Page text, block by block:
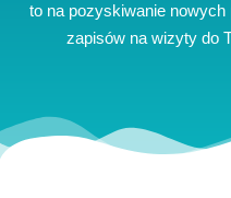
to na pozyskiwanie
zapisów na wizyty do